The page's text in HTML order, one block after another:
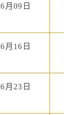
月09日
月16日
月23日